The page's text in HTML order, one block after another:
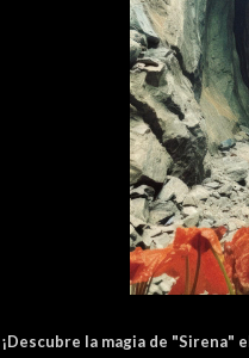
¡Descubre la magia de "Sirena"